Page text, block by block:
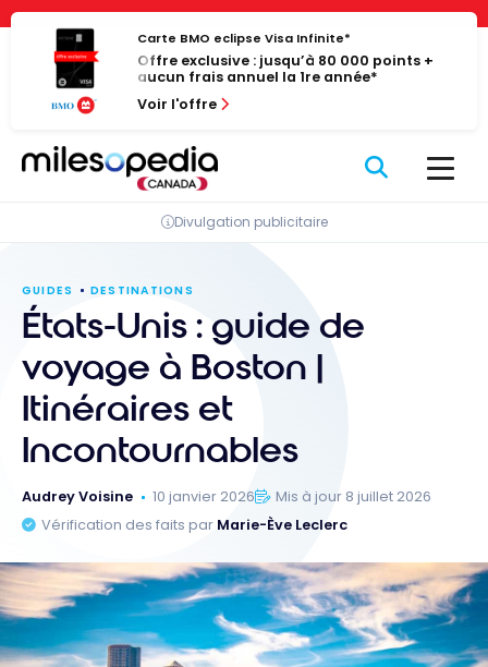
Panneau de gestion des cookies
Passer
contenu
Carte BMO eclipse Visa Infinite*
Offre exclusive : jusqu’à 80 000 points +
aucun frais annuel la 1re année*
Voir l'offre
Divulgation publicitaire
GUIDES DESTINATIONS
États-Unis : guide de
voyage à Boston |
Itinéraires et
Incontournables
Audrey Voisine 10 janvier 2026
Mis à jour 8 juillet 2026
Vérification des faits par Marie-Ève Leclerc